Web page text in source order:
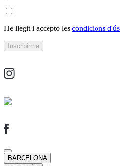
He llegit i accepto les condicions
BARCELONA